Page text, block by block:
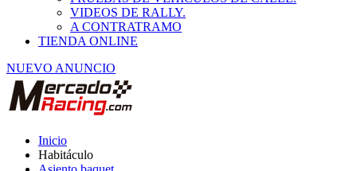
A CONTRATRAMO
TIENDA ONLINE
NUEVO ANUNCIO
Habitáculo
Asiento baquet
Vendo pomo original de gt turbo